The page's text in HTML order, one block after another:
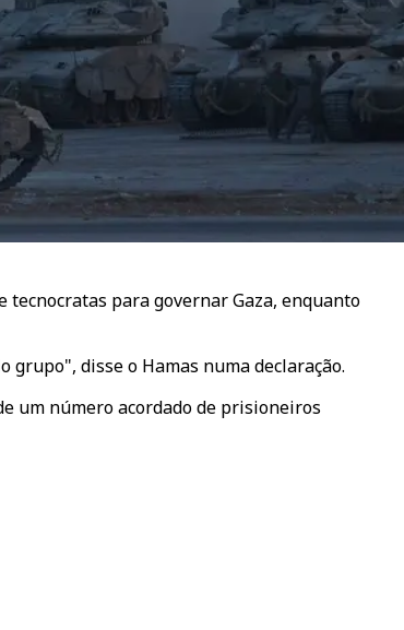
para governar Gaza, enquanto
disse o Hamas numa declaração.
um número acordado de prisioneiros